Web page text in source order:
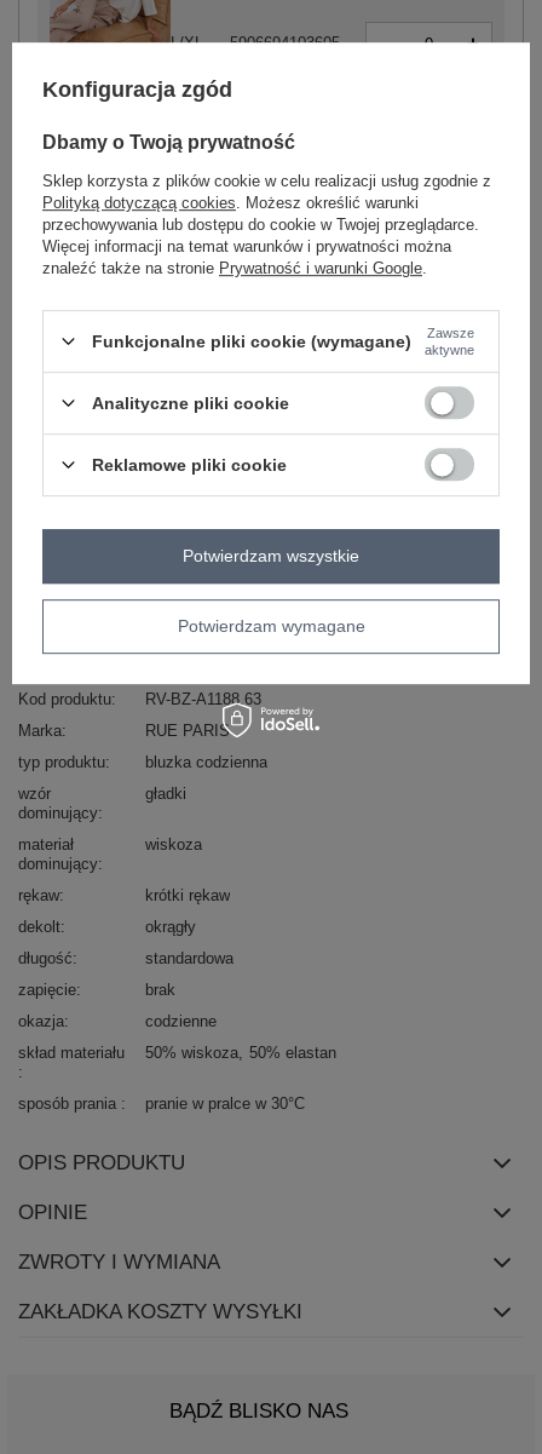
biały
L/XL 5906694103605 - +
S/M 5906694103537 - +
ZALOGUJ SIĘ I ZOBACZ CENĘ
Masz pytanie? Chętnie pomożemy.
+48 601 547 740 Zadaj pytanie
skład materiału : 50% wiskoza, 50% elastan
sposób prania : pranie w pralce w 30°C
Kod produktu
RV-BZ-A1188.63
Marka
RUE PARIS
typ produktu
bluzka codzienna
wzór
dominujący
gładki
materiał
dominujący
wiskoza
rękaw
krótki rękaw
dekolt
okrągły
długość
standardowa
zapięcie
brak
okazja
codzienne
skład materiału
50% wiskoza 50% elastan
sposób prania pranie w pralce w 30°C
OPIS PRODUKTU
OPINIE
ZWROTY I WYMIANA
ZAKŁADKA KOSZTY WYSYŁKI
BĄDŹ BLISKO NAS
Konfiguracja zgód
Dbamy o Twoją prywatność
Sklep korzysta z plików cookie w celu realizacji usług zgodnie z
Polityką dotyczącą cookies . Możesz określić warunki
przechowywania lub dostępu do cookie w Twojej przeglądarce.
Więcej informacji na temat warunków i prywatności można
znaleźć także na stronie Prywatność i warunki Google
Funkcjonalne pliki cookie (wymagane)
Zawsze
aktywne
Analityczne pliki cookie
Reklamowe pliki cookie
Potwierdzam wymagane
Potwierdzam wszystkie